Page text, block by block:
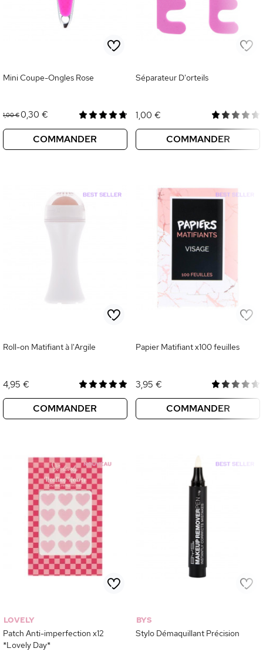
Mini Coupe-Ongles Rose
1,00 €0,30 €
COMMANDER
Séparateur D'orteils
1,00 €
COMMANDER
Roll-on Matifiant à l'Argile
4,95 €
COMMANDER
Papier Matifiant x100 feuilles
3,95 €
COMMANDER
LOVELY
Patch Anti-imperfection x12
*Lovely Day*
BYS
Stylo Démaquillant Précision